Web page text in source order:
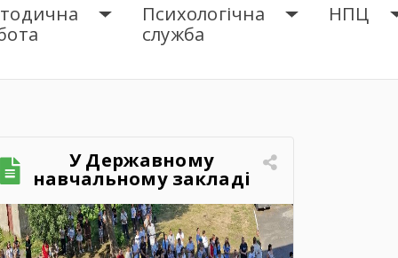
Психологічна
служба
НПЦ
У Державному
навчальному закладі
«Шумське професійно-
технічне училище»
відбувся зворушливий
випускний захід – 2026